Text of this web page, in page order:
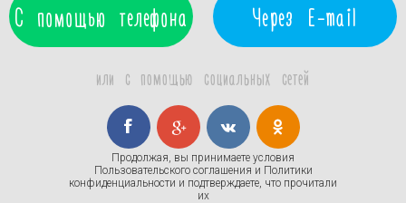
С помощью телефона Через E-mail
или с помощью социальных сетей
Продолжая, вы принимаете условия
Пользовательского соглашения и Политики
конфиденциальности и подтверждаете, что прочитали
их